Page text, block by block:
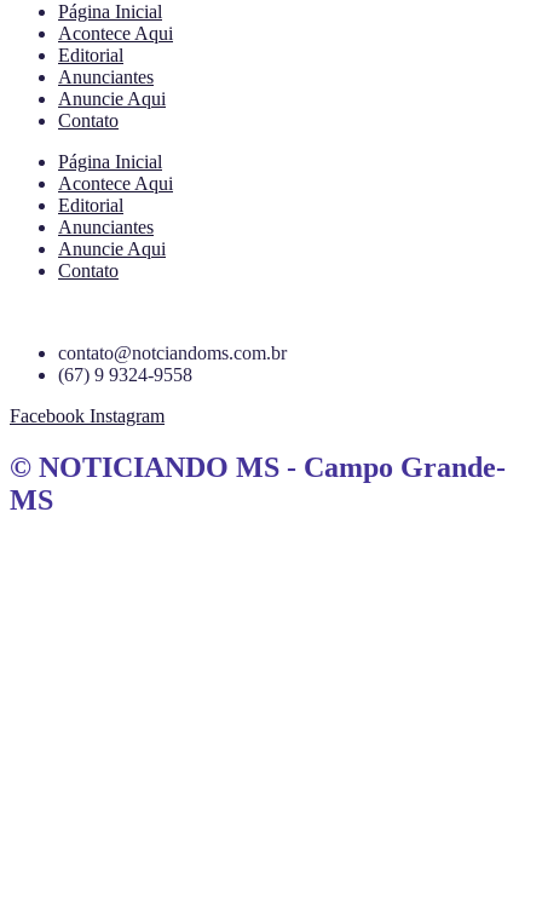
Página Inicial
Acontece Aqui
Editorial
Anunciantes
Anuncie Aqui
Contato
Página Inicial
Acontece Aqui
Editorial
Anunciantes
Anuncie Aqui
Contato
contato@notciandoms.com.br
(67) 9 9324-9558
Facebook Instagram
© NOTICIANDO MS - Campo Grande-
MS